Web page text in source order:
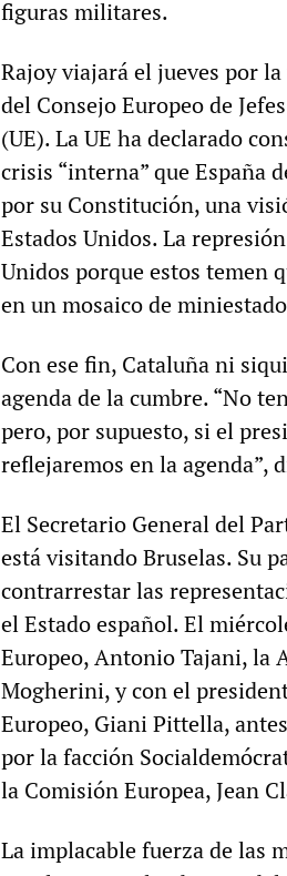
figuras militares.
Rajoy viajará el jueves por
del Consejo Europeo de
(UE). La UE ha declarado
crisis “interna” que España
por su Constitución, una
Estados Unidos. La
Unidos porque estos temen
en un mosaico de
Con ese fin, Cataluña ni
agenda de la cumbre. “No
pero, por supuesto, si el
reflejaremos en la agenda”,
El Secretario General del
está visitando Bruselas. Su
contrarrestar las
el Estado español. El
Europeo, Antonio Tajani, la
Mogherini, y con el
Europeo, Giani Pittella,
por la facción
la Comisión Europea, Jean
La implacable fuerza de las